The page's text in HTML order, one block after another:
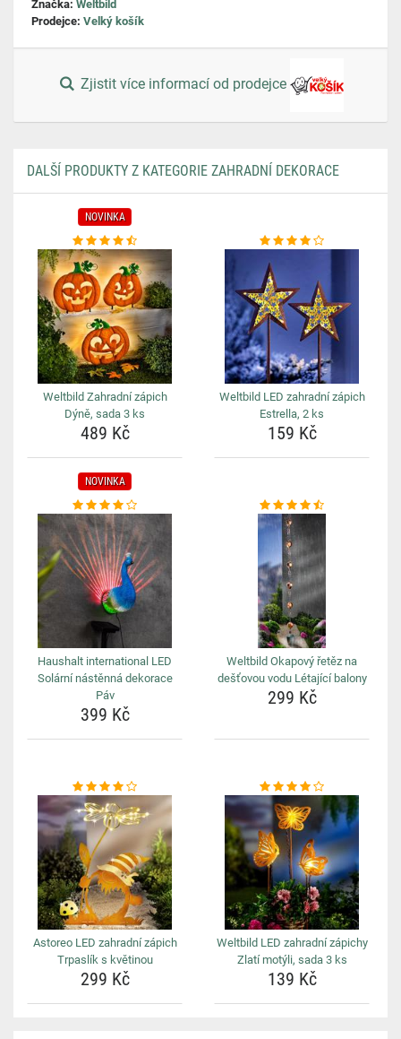
Značka: Weltbild
Prodejce: Velký košík
Zjistit více informací od prodejce
DALŠÍ PRODUKTY Z KATEGORIE ZAHRADNÍ DEKORACE
NOVINKA
Weltbild Zahradní zápich
Dýně, sada 3 ks
489 Kč
Weltbild LED zahradní zápich
Estrella, 2 ks
159 Kč
NOVINKA
Haushalt international LED
Solární nástěnná dekorace
Páv
399 Kč
Weltbild Okapový řetěz na
dešťovou vodu Létající balony
299 Kč
Astoreo LED zahradní zápich
Trpaslík s květinou
299 Kč
Weltbild LED zahradní zápichy
Zlatí motýli, sada 3 ks
139 Kč